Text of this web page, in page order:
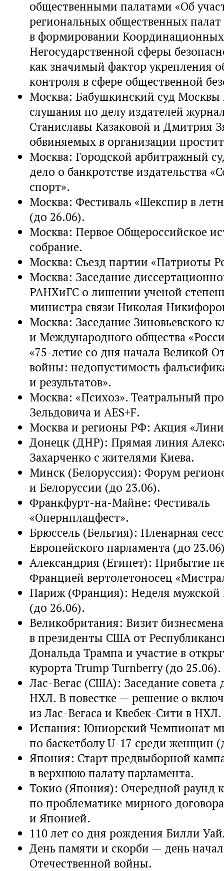
общественными палатами «Об
региональных общественных палат
в формировании Координационных
Негосударственной сферы
как значимый фактор укрепления
контроля в сфере общественной
Москва: Бабушкинский суд Москвы
слушания по делу издателей
Станиславы Казаковой и Дмитрия
обвиняемых в организации
Москва: Городской арбитражный
дело о банкротстве издательства
спорт».
Москва: Фестиваль «Шекспир в
(до 26.06).
Москва: Первое Общероссийское
собрание.
Москва: Съезд партии «Патриоты
Москва: Заседание
РАНХиГС о лишении ученой
министра связи Николая
Москва: Заседание Зиновьевского
и Международного общества
«75-летие со дня начала Великой
войны: недопустимость
и результатов».
Москва: «Психоз». Театральный
Зельдовича и AES+F.
Москва и регионы РФ: Акция
Донецк (ДНР): Прямая линия
Захарченко с жителями Киева.
Минск (Белоруссия): Форум
и Белоруссии (до 23.06).
Франкфурт-на-Майне: Фестиваль
«Опернплацфест».
Брюссель (Бельгия): Пленарная
Европейского парламента (до
Александрия (Египет): Прибытие
Францией вертолетоносец
Париж (Франция): Неделя
(до 26.06).
Великобритания: Визит
в президенты США от
Дональда Трампа и участие в
курорта Trump Turnberry (до 25.06).
Лас-Вегас (США): Заседание совета
НХЛ. В повестке — решение о
из Лас-Вегаса и Квебек-Сити в НХЛ.
Испания: Юниорский Чемпионат
по баскетболу U-17 среди женщин
Япония: Старт предвыборной
в верхнюю палату парламента.
Токио (Япония): Очередной раунд
по проблематике мирного
и Японией.
110 лет со дня рождения Билли
День памяти и скорби — день
Отечественной войны.